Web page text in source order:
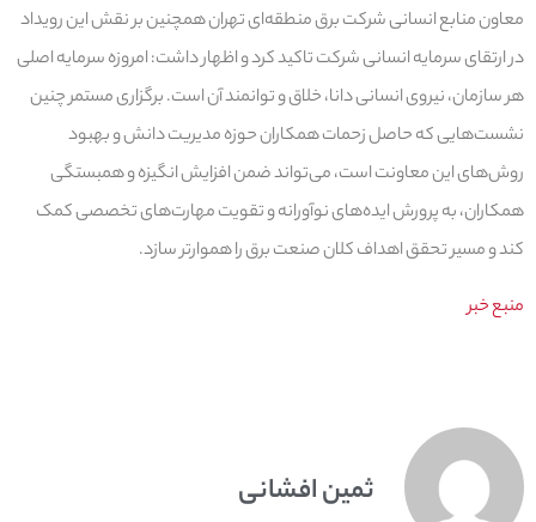
معاون منابع انسانی شرکت برق منطقه‌ای تهران همچنین بر نقش این رویداد
در ارتقای سرمایه انسانی شرکت تاکید کرد و اظهار داشت: امروزه سرمایه اصلی
هر سازمان، نیروی انسانی دانا، خلاق و توانمند آن است. برگزاری مستمر چنین
نشست‌هایی که حاصل زحمات همکاران حوزه مدیریت دانش و بهبود
روش‌های این معاونت است، می‌تواند ضمن افزایش انگیزه و همبستگی
همکاران، به پرورش ایده‌های نوآورانه و تقویت مهارت‌های تخصصی کمک
کند و مسیر تحقق اهداف کلان صنعت برق را هموارتر سازد.
منبع خبر
ثمین افشانی